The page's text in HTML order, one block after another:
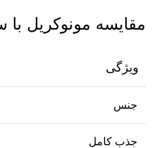
مقایسه مونوکریل با
ویژگی
جنس
جذب کامل